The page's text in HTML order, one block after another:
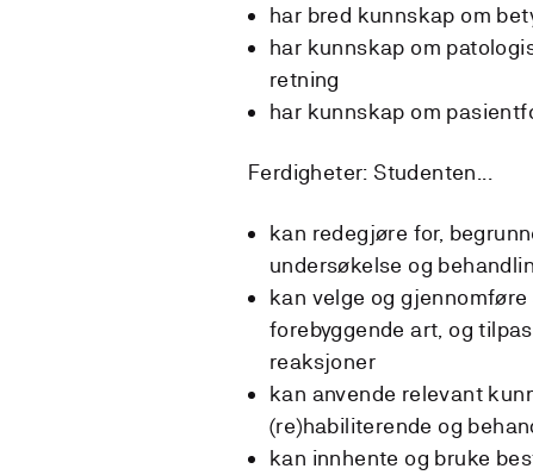
har bred kunnskap om
har kunnskap om
retning
har kunnskap om
Ferdigheter: Studenten...
kan redegjøre for,
undersøkelse og
kan velge og
forebyggende art, og
reaksjoner
kan anvende relevant
(re)habiliterende og
kan innhente og bruke